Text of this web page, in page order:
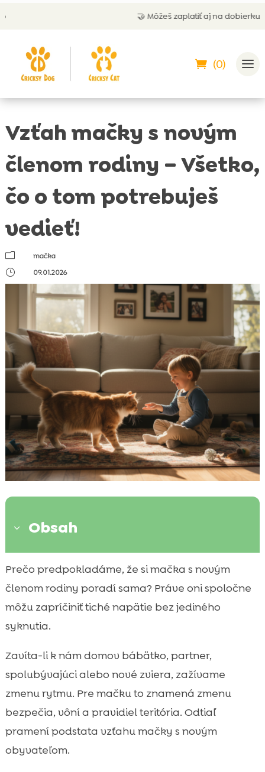
🤝 Môžeš zaplatiť aj na dobierku
(0)
Vzťah mačky s novým
členom rodiny – Všetko,
čo o tom potrebuješ
vedieť!
m
mačka
}
09.01.2026
3 Obsah
 Kto je „nový člen rodiny“ a prečo to mačka
rieši inak než my

Ako sa pripraviť ešte pred príchodom
nátlaku

Komunikácia a reč tela mačky: signály,
ho budujeme krok za krokom
Zoznamovanie s bábätkom: vône, zvuky a
bezpečnosť
Prečo predpokladáme, že si mačka s novým
členom rodiny poradí sama? Práve oni spoločne
môžu zapríčiniť tiché napätie bez jediného
syknutia.
Zavíta-li k nám domov bábätko, partner,
spolubývajúci alebo nové zviera, zažívame
zmenu rytmu. Pre mačku to znamená zmenu
bezpečia, vôní a pravidiel teritória. Odtiaľ
pramení podstata vzťahu mačky s novým
obyvateľom.